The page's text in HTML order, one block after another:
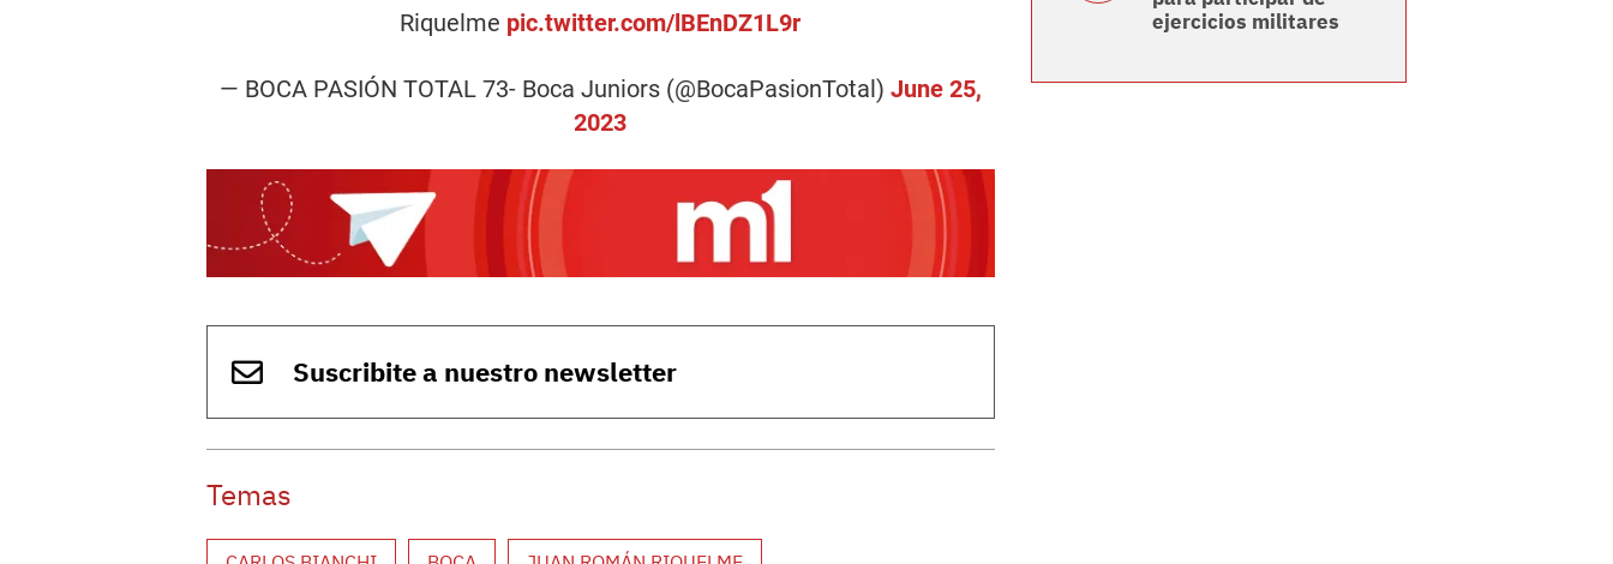
Riquelme pic.twitter.com/lBEnDZ1L9r
— BOCA PASIÓN TOTAL 73- Boca Juniors (@BocaPasionTotal) June 25,
2023
Suscribite a nuestro newsletter
Temas
ejercicios militares